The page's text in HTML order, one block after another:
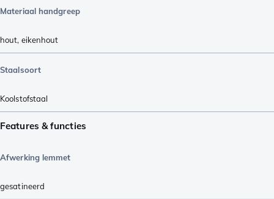
Materiaal handgreep
hout, eikenhout
Staalsoort
Koolstofstaal
Features & functies
Afwerking lemmet
gesatineerd